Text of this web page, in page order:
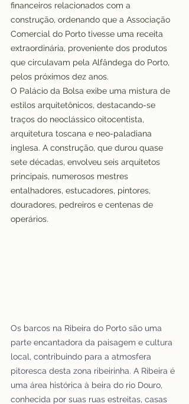
financeiros relacionados com a
construção, ordenando que a Associação
Comercial do Porto tivesse uma receita
extraordinária, proveniente dos produtos
que circulavam pela Alfândega do Porto,
pelos próximos dez anos.
O Palácio da Bolsa exibe uma mistura de
estilos arquitetônicos, destacando-se
traços do neoclássico oitocentista,
arquitetura toscana e neo-paladiana
inglesa. A construção, que durou quase
sete décadas, envolveu seis arquitetos
principais, numerosos mestres
entalhadores, estucadores, pintores,
douradores, pedreiros e centenas de
operários.
Os barcos na Ribeira do Porto são uma
parte encantadora da paisagem e cultura
local, contribuindo para a atmosfera
pitoresca desta zona ribeirinha. A Ribeira é
uma área histórica à beira do rio Douro,
conhecida por suas ruas estreitas, casas